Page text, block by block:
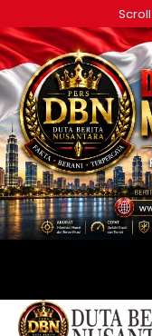
ke
konten